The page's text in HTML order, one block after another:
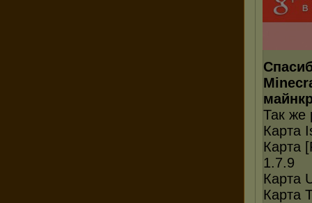
Так же
Карта
Карта
1.7.9
Карта
Карта